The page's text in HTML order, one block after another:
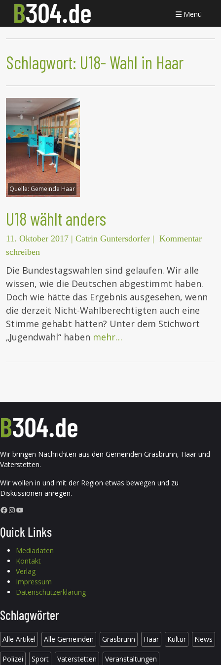
Menü
Schlagwort: U18- Wahl in Haar
Quelle: Gemeinde Haar
U18 wählt anders
11. Oktober 2017 | Catrin Guntersdorfer | Kommentar
schreiben
Die Bundestagswahlen sind gelaufen. Wir alle
wissen, wie die Deutschen abgestimmt haben.
Doch wie hätte das Ergebnis ausgesehen, wenn
die derzeit Nicht-Wahlberechtigten auch eine
Stimme gehabt hätten? Unter dem Stichwort
„Jugendwahl“ haben mehr…
Wir bringen Nachrichten aus den Gemeinden Grasbrunn, Haar und
Vaterstetten.
Wir wollen in und mit der Region etwas bewegen und zu
Diskussionen anregen.
Facebook InstagramYouTube
Quick Links
Mediadaten
Kontakt
Verlag
Impressum
Datenschutzerklärung
Schlagwörter
Alle Artikel Alle Gemeinden Grasbrunn Haar Kultur News
Polizei Sport Vaterstetten Veranstaltungen